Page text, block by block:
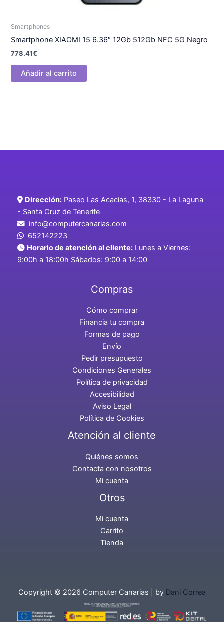
Smartphones
Smartphone XIAOMI 15 6.36″ 12Gb 512Gb NFC 5G Negro
778.41€
Añadir al carrito
Dirección: Paseo Las Acacias, 1, 38330 - La Laguna
- Santa Cruz de Tenerife
info@computercanarias.com
652142223
Horario de atención al cliente: Lunes a Viernes:
9:00h a 18:00h Sábados: 9:00 a 14:00
Compras
Cómo comprar
Financia tu compra
Formas de pago
Envío
Pedir presupuesto
Condiciones Generales
Política de privacidad
Accesibilidad
Aviso Legal
Política de Cookies
Atención al cliente
Quiénes somos
Contacta con nosotros
Mi cuenta
Otros
Mi cuenta
Carrito
Tienda
Copyright © 2026 Computer Canarias | by Dani Correa